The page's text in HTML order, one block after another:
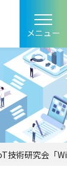
メニュー
技術研究会「